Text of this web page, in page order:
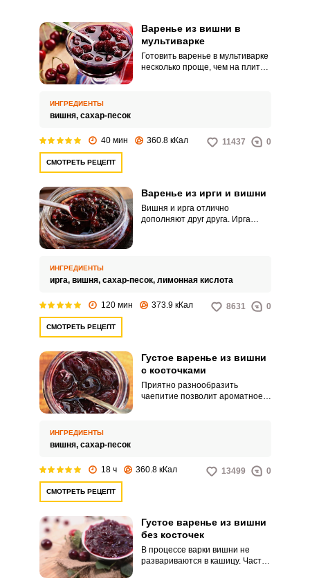
Варенье из вишни в
мультиварке
Готовить варенье в мультиварке
несколько проще, чем на плите.
ИНГРЕДИЕНТЫ
вишня, сахар-песок
40 мин 360.8 кКал 11437 0
СМОТРЕТЬ РЕЦЕПТ
Варенье из ирги и вишни
Вишня и ирга отлично
дополняют друг друга. Ирга
ИНГРЕДИЕНТЫ
ирга, вишня, сахар-песок, лимонная кислота
120 мин 373.9 кКал 8631 0
СМОТРЕТЬ РЕЦЕПТ
Густое варенье из вишни
с косточками
Приятно разнообразить
чаепитие позволит ароматное
ИНГРЕДИЕНТЫ
вишня, сахар-песок
18 ч 360.8 кКал 13499 0
СМОТРЕТЬ РЕЦЕПТ
Густое варенье из вишни
без косточек
В процессе варки вишни не
развариваются в кашицу. Часто